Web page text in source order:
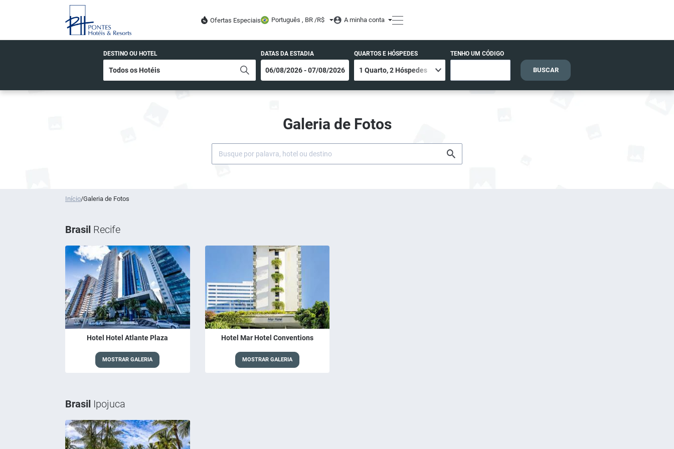
Ofertas Especiais Português , BR /R$ A minha conta
DESTINO OU HOTEL DATAS DA ESTADIA QUARTOS E HÓSPEDES TENHO UM CÓDIGO
BUSCAR
Galeria de Fotos
Início/Galeria de Fotos
Brasil Recife
Hotel Hotel Atlante Plaza
MOSTRAR GALERIA
Hotel Mar Hotel Conventions
MOSTRAR GALERIA
Brasil Ipojuca